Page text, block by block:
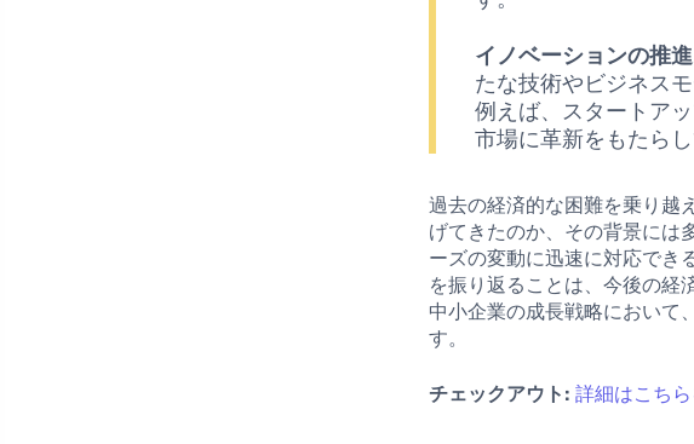
イノベーションの推進
たな技術やビジネス
例えば、スタートア
市場に革新をもたらし
過去の経済的な困難を乗り越
げてきたのか、その背景には
ーズの変動に迅速に対応でき
を振り返ることは、今後の経
中小企業の成長戦略において
す。
チェックアウト: 詳細はこち